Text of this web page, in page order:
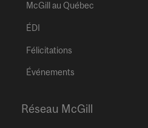
McGill au Québec
ÉDI
Félicitations
Événements
Réseau McGill